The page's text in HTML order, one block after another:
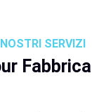
SERVIZI